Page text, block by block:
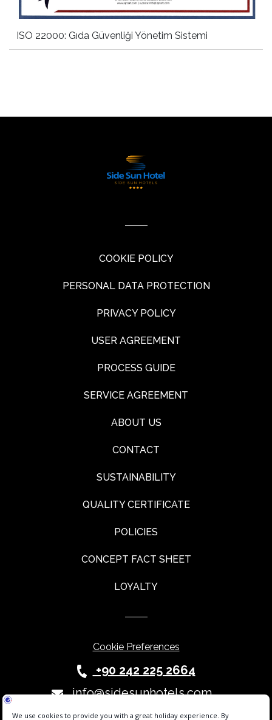
ISO 22000: Gıda Güvenliği Yönetim Sistemi
COOKIE POLICY
PERSONAL DATA PROTECTION
PRIVACY POLICY
USER AGREEMENT
PROCESS GUIDE
SERVICE AGREEMENT
ABOUT US
CONTACT
SUSTAINABILITY
QUALITY CERTIFICATE
POLICIES
CONCEPT FACT SHEET
LOYALTY
Cookie Preferences
+90 242 225 2664
info@sidesunhotels.com